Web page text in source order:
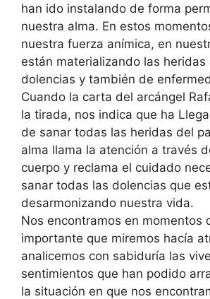
han ido instalando de forma
nuestra alma. En estos
nuestra fuerza anímica, en
están mate­rializando las heridas
dolencias y también de
Cuando la carta del arcángel
la tirada, nos indica que ha
de sanar todas las heridas del
alma llama la atención a través
cuerpo y reclama el cuidado
sanar todas las dolencias que
desarmonizando nuestra vida.
Nos encontramos en momentos
importante que miremos hacía
analicemos con sabiduría las
sentimientos que han podido
la situación en que nos